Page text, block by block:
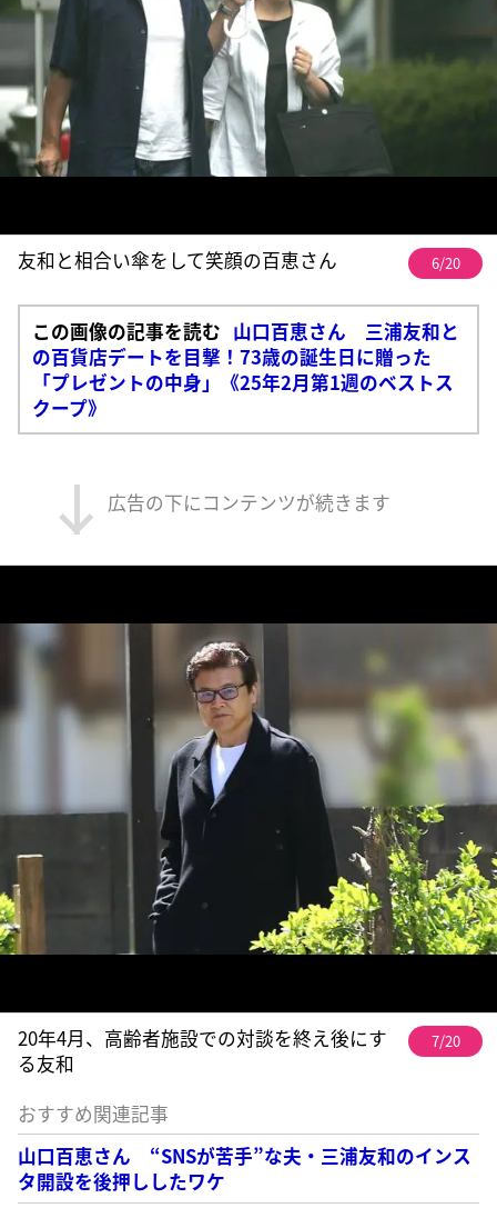
友和と相合い傘をして笑顔の百恵さん 6/20
この画像の記事を読む 山口百恵さん 三浦友和と
の百貨店デートを目撃！73歳の誕生日に贈った
「プレゼントの中身」《25年2月第1週のベストス
クープ》
広告の下にコンテンツが続きます
20年4月、高齢者施設での対談を終え後にす
る友和
7/20
おすすめ関連記事
山口百恵さん “SNSが苦手”な夫・三浦友和のインス
タ開設を後押ししたワケ